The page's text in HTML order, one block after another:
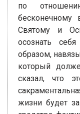
по
бесконечному
Святому и
осознать
образом,
который
сказал, что
жизни будет